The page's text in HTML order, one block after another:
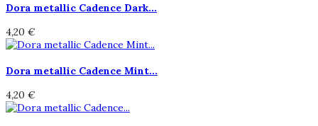
Dora metallic Cadence Dark...
4,20 €
Dora metallic Cadence Mint...
4,20 €